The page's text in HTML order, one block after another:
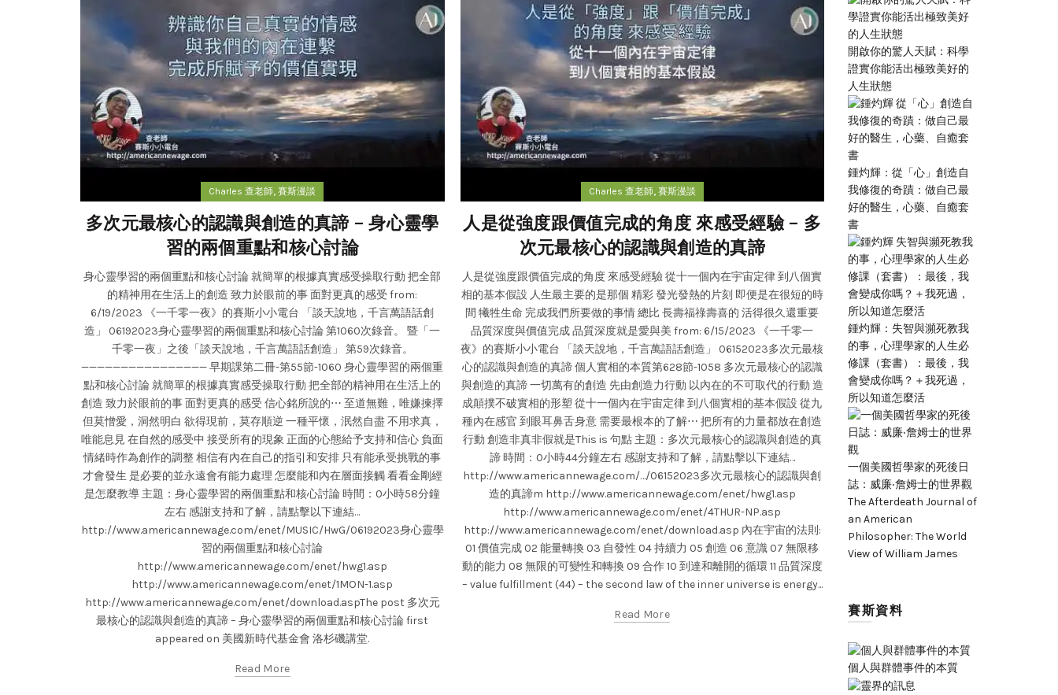
Charles 查老師,賽斯漫談
多次元最核心的認識與創造的真諦 – 身心靈學
習的兩個重點和核心討論
身心靈學習的兩個重點和核心討論 就簡單的根據真實感受操取行動 把全部
的精神用在生活上的創造 致力於眼前的事 面對更真的感受 from:
6/19/2023 《一千零一夜》的賽斯小小電台 「談天說地，千言萬語話創
造」 06192023身心靈學習的兩個重點和核心討論 第1060次錄音。 暨「一
千零一夜」之後「談天說地，千言萬語話創造」 第59次錄音。
———————————————— 早期課第二冊-第55節-1060 身心靈學習的兩個重
點和核心討論 就簡單的根據真實感受操取行動 把全部的精神用在生活上的
創造 致力於眼前的事 面對更真的感受 信心銘所說的⋯ 至道無難，唯嫌揀擇
但莫憎愛，洞然明白 欲得現前，莫存順逆 一種平懷，泯然自盡 不用求真，
唯能息見 在自然的感受中 接受所有的現象 正面的心態給予支持和信心 負面
情緒時作為創作的調整 相信有內在自己的指引和安排 只有能承受挑戰的事
才會發生 是必要的並永遠會有能力處理 怎麼能和內在層面接觸 看看金剛經
是怎麼教導 主題：身心靈學習的兩個重點和核心討論 時間：0小時58分鐘
左右 感謝支持和了解，請點擊以下連結…
http://www.americannewage.com/enet/MUSIC/HwG/06192023身心靈學
習的兩個重點和核心討論
http://www.americannewage.com/enet/hwg1.asp
http://www.americannewage.com/enet/1MON-1.asp
http://www.americannewage.com/enet/download.aspThe post 多次元
最核心的認識與創造的真諦 – 身心靈學習的兩個重點和核心討論 first
appeared on 美國新時代基金會 洛杉磯講堂.
Read More
Charles 查老師, 賽斯漫談
人是從強度跟價值完成的角度 來感受經驗 – 多
次元最核心的認識與創造的真諦
人是從強度跟價值完成的角度 來感受經驗 從十一個內在宇宙定律 到八個實
相的基本假設 人生最主要的是那個 精彩 發光發熱的片刻 即便是在很短的時
間 犧牲生命 完成我們所要做的事情 總比 長壽福祿壽喜的 活得很久還重要
品質深度與價值完成 品質深度就是愛與美 from: 6/15/2023 《一千零一
夜》的賽斯小小電台 「談天說地，千言萬語話創造」 06152023多次元最核
心的認識與創造的真諦 個人實相的本質第628節-1058 多次元最核心的認識
與創造的真諦 一切萬有的創造 先由創造力行動 以內在的不可取代的行動 造
成顛撲不破實相的形塑 從十一個內在宇宙定律 到八個實相的基本假設 從九
種內在感官 到眼耳鼻舌身意 需要最根本的了解⋯ 把所有的力量都放在創造
行動 創造非真非假就是This is 句點 主題：多次元最核心的認識與創造的真
諦 時間：0小時44分鐘左右 感謝支持和了解，請點擊以下連結…
http://www.americannewage.com/…/06152023多次元最核心的認識與創
造的真諦m http://www.americannewage.com/enet/hwg1.asp
http://www.americannewage.com/enet/4THUR-NP.asp
http://www.americannewage.com/enet/download.asp 內在宇宙的法則:
01 價值完成 02 能量轉換 03 自發性 04 持續力 05 創造 06 意識 07 無限移
動的能力 08 無限的可變性和轉換 09 合作 10 到達和離開的循環 11 品質深度
– value fulfillment (44) – the second law of the inner universe is energy...
Read More
Charles 查老師
多次元創想遊樂場: 013 你
就是 That is. 那就是
多次元創新遊樂場 第013期 主持:小飛飛 +
創造力 . 十一個內在宇宙 .八個實相的根本
麼？目的在哪裡？我們應該怎麼做？ 十一
或基本假設 01:30 八個實相的根本假設或
容可用價值實現(完成)來貫穿 「創造」跟「
照你的興趣、本份在創作的時候 你會消
Attention 全神貫注的狀態 45:56 查叔繼續:
就發生什麼結果 衷於自己的感覺 55:04 創
什麼樣的天賦責任，你按照你的本心本性，
課 第56節 如果你還沒有跟你的內在連接的
而已 01:06:30 moment point 力矩點
態，也就是你在抓靈感的狀態 01:13:30 早
根本假設或 基本假設 (root assumptions)
假設還有更多。 現在，第一：能量和行動
沒有一個必須適用於肉體運動。 第二：所
行動起源。靈性能量引導精神行動。 第三
假設之外，對於物體不是必要的前提條件
障存在。 第七：廣闊現在，在這裡更加適
assumptions and many minor
開啟你的驚人天賦：科學
證實你能活出極致美好的
人生狀態
鍾灼輝：從「心」創造自
我修復的奇蹟：做自己最
好的醫生，心藥、自癒套
書
鍾灼輝：失智與瀕死教我
的事，心理學家的人生必
修課（套書）：最後，我
會變成你嗎？＋我死過，
所以知道怎麼活
一個美國哲學家的死後日
誌：威廉‧詹姆士的世界觀
The Afterdeath Journal of
an American
Philosopher: The World
View of William James
賽斯資料
個人與群體事件的本質